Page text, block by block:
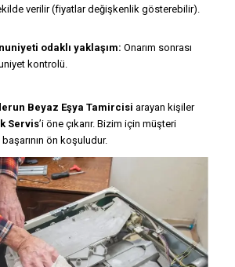
verilir (fiyatlar değişkenlik gösterebilir).
odaklı yaklaşım: Onarım sonrası
kontrolü.
Beyaz Eşya Tamircisi arayan kişiler
Servis’i öne çıkarır. Bizim için müşteri
ön koşuludur.